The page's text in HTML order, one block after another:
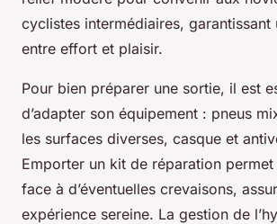
cyclistes intermédiaires, garantissant
entre effort et plaisir.
Pour bien préparer une sortie, il est
d’adapter son équipement : pneus
les surfaces diverses, casque et
Emporter un kit de réparation
face à d’éventuelles crevaisons,
expérience sereine. La gestion de